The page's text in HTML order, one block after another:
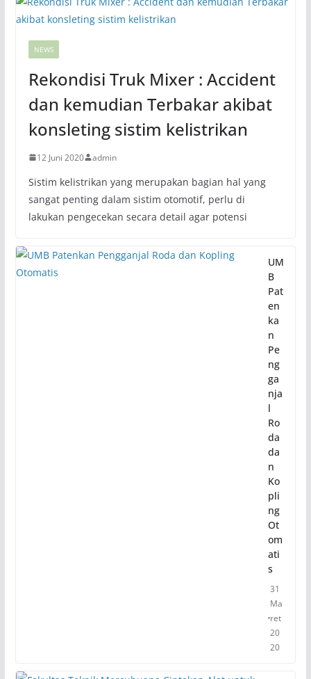
NEWS
Rekondisi Truk Mixer : Accident
dan kemudian Terbakar akibat
konsleting sistim kelistrikan
12 Juni 2020 admin
Sistim kelistrikan yang merupakan bagian hal yang
sangat penting dalam sistim otomotif, perlu di
lakukan pengecekan secara detail agar potensi
UM
B
Pat
en
ka
n
Pe
ng
ga
nja
l
Ro
da
da
n
Ko
pli
ng
Ot
om
ati
s
31
Ma
ret
20
20